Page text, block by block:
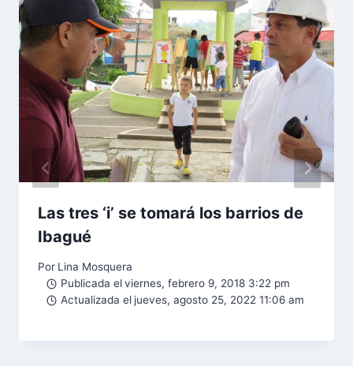
Las tres ‘i’ se tomará los barrios de
Ibagué
Por Lina Mosquera
Publicada el viernes, febrero 9, 2018 3:22 pm
Actualizada el jueves, agosto 25, 2022 11:06 am